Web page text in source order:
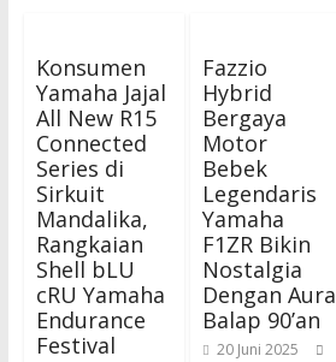
Konsumen
Yamaha Jajal
All New R15
Connected
Series di
Sirkuit
Mandalika,
Rangkaian
Shell bLU
cRU Yamaha
Endurance
Festival
Fazzio
Hybrid
Bergaya
Motor
Bebek
Legendaris
Yamaha
F1ZR Bikin
Nostalgia
Dengan Aura
Balap 90’an
20 Juni 2025